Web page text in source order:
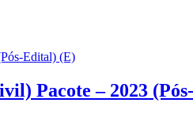
Pacote – 2023